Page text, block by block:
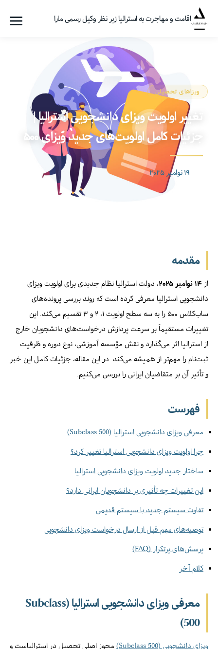
اقامت و مهاجرت به استرالیا زیر نظر وکیل رسمی مارا
ویزاهای تحصیلی
تغییر اولویت ویزای دانشجویی استرالیا |
جزئیات کامل اولویت‌های جدید ویزای ۵۰۰
تاریخ۱۹ نوامبر ۲۰۲۵
مقدمه
از ۱۴ نوامبر ۲۰۲۵
، دولت استرالیا نظام جدیدی برای اولویت ویزای
دانشجویی استرالیا معرفی کرده است که روند بررسی پرونده‌های
ساب‌کلاس ۵۰۰ را به سه سطح اولویت ۱، ۲ و ۳ تقسیم می‌کند. این
تغییرات مستقیماً بر سرعت پردازش درخواست‌های دانشجویان خارج
از استرالیا اثر می‌گذارد و نقش مؤسسه آموزشی، نوع دوره و ظرفیت
ثبت‌نام را مهم‌تر از همیشه می‌کند. در این مقاله، جزئیات کامل این خبر
و تأثیر آن بر متقاضیان ایرانی را بررسی می‌کنیم.
فهرست
معرفی ویزای دانشجویی استرالیا (Subclass 500)
چرا اولویت ویزای دانشجویی استرالیا تغییر کرد؟
ساختار جدید اولویت ویزای دانشجویی استرالیا
این تغییرات چه تأثیری بر دانشجویان ایرانی دارد؟
تفاوت سیستم جدید با سیستم قدیمی
توصیه‌های مهم قبل از ارسال درخواست ویزای دانشجویی
پرسش‌های پرتکرار (FAQ)
کلام آخر
معرفی ویزای دانشجویی استرالیا (Subclass
500)
ویزای دانشجویی (Subclass 500)
مجوز اصلی تحصیل در استرالیاست و